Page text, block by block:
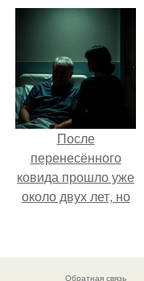
После
перенесённого
ковида прошло уже
около двух лет, но
очень чётко.
Обратная связь